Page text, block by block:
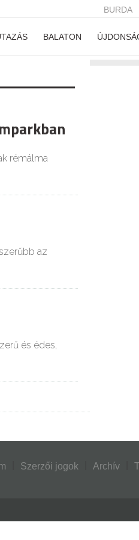
BURDA
BALATON
rémálma
az
és édes,
Szerzői jogok Archív